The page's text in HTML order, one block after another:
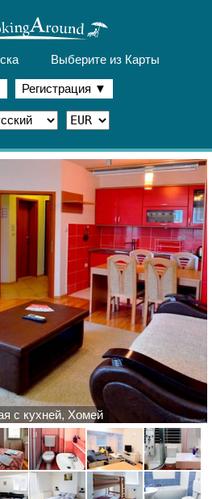
Выберите из Карты
Регистрация ▼
с кухней, Хомей